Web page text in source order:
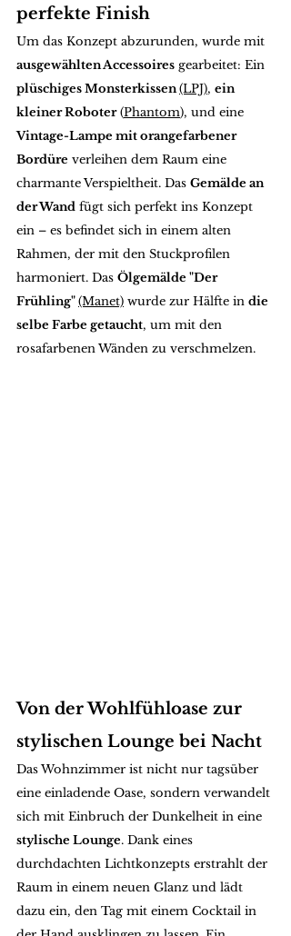
perfekte Finish
Um das Konzept abzurunden, wurde mit
ausgewählten Accessoires gearbeitet: Ein
plüschiges Monsterkissen (LPJ), ein
kleiner Roboter (Phantom), und eine
Vintage-Lampe mit orangefarbener
Bordüre verleihen dem Raum eine
charmante Verspieltheit. Das Gemälde an
der Wand fügt sich perfekt ins Konzept
ein – es befindet sich in einem alten
Rahmen, der mit den Stuckprofilen
harmoniert. Das Ölgemälde "Der
Frühling" (Manet) wurde zur Hälfte in die
selbe Farbe getaucht, um mit den
rosafarbenen Wänden zu verschmelzen.
Von der Wohlfühloase zur
stylischen Lounge bei Nacht
Das Wohnzimmer ist nicht nur tagsüber
eine einladende Oase, sondern verwandelt
sich mit Einbruch der Dunkelheit in eine
stylische Lounge. Dank eines
durchdachten Lichtkonzepts erstrahlt der
Raum in einem neuen Glanz und lädt
dazu ein, den Tag mit einem Cocktail in